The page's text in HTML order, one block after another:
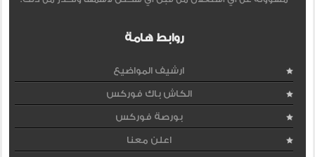
روابط هامة
ارشيف المواضيع
الكاش باك فوركس
بورصة فوركس
اعلن معنا